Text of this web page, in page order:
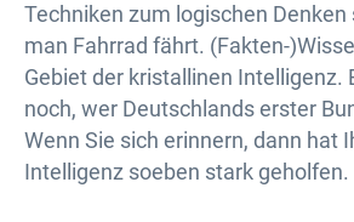
Techniken zum logischen Denken
man Fahrrad fährt. (Fakten-
Gebiet der kristallinen Intelligenz.
noch, wer Deutschlands erster
Wenn Sie sich erinnern, dann hat
Intelligenz soeben stark geholfen.